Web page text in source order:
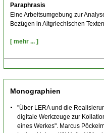
Paraphrasis
Eine Arbeitsumgebung zur
Bezügen in Altgriechischen
[ mehr ... ]
Monographien
"Über LERA und die
digitale Werkzeuge zur
eines Werkes". Marcus